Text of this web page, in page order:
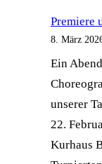
Premiere
8. März
Ein
unserer
22.
Kurhaus